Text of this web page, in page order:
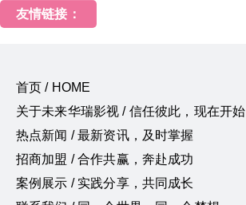
友情链接：
首页 / HOME
关于未来华瑞影视 / 信任彼此，现在开始
热点新闻 / 最新资讯，及时掌握
招商加盟 / 合作共赢，奔赴成功
案例展示 / 实践分享，共同成长